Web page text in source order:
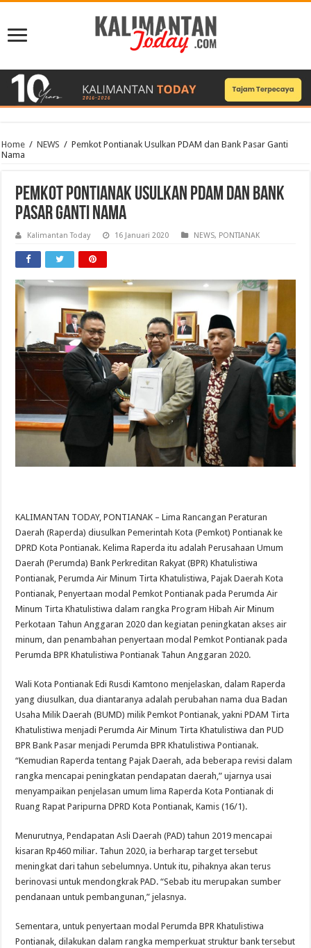
Home / NEWS / Pemkot Pontianak Usulkan PDAM dan Bank Pasar Ganti
Nama
Pemkot Pontianak Usulkan PDAM dan Bank
Pasar Ganti Nama
Kalimantan Today 16 Januari 2020 NEWS, PONTIANAK
KALIMANTAN TODAY, PONTIANAK – Lima Rancangan Peraturan
Daerah (Raperda) diusulkan Pemerintah Kota (Pemkot) Pontianak ke
DPRD Kota Pontianak. Kelima Raperda itu adalah Perusahaan Umum
Daerah (Perumda) Bank Perkreditan Rakyat (BPR) Khatulistiwa
Pontianak, Perumda Air Minum Tirta Khatulistiwa, Pajak Daerah Kota
Pontianak, Penyertaan modal Pemkot Pontianak pada Perumda Air
Minum Tirta Khatulistiwa dalam rangka Program Hibah Air Minum
Perkotaan Tahun Anggaran 2020 dan kegiatan peningkatan akses air
minum, dan penambahan penyertaan modal Pemkot Pontianak pada
Perumda BPR Khatulistiwa Pontianak Tahun Anggaran 2020.
Wali Kota Pontianak Edi Rusdi Kamtono menjelaskan, dalam Raperda
yang diusulkan, dua diantaranya adalah perubahan nama dua Badan
Usaha Milik Daerah (BUMD) milik Pemkot Pontianak, yakni PDAM Tirta
Khatulistiwa menjadi Perumda Air Minum Tirta Khatulistiwa dan PUD
BPR Bank Pasar menjadi Perumda BPR Khatulistiwa Pontianak.
“Kemudian Raperda tentang Pajak Daerah, ada beberapa revisi dalam
rangka mencapai peningkatan pendapatan daerah,” ujarnya usai
menyampaikan penjelasan umum lima Raperda Kota Pontianak di
Ruang Rapat Paripurna DPRD Kota Pontianak, Kamis (16/1).
Menurutnya, Pendapatan Asli Daerah (PAD) tahun 2019 mencapai
kisaran Rp460 miliar. Tahun 2020, ia berharap target tersebut
meningkat dari tahun sebelumnya. Untuk itu, pihaknya akan terus
berinovasi untuk mendongkrak PAD. “Sebab itu merupakan sumber
pendanaan untuk pembangunan,” jelasnya.
Sementara, untuk penyertaan modal Perumda BPR Khatulistiwa
Pontianak, dilakukan dalam rangka memperkuat struktur bank tersebut